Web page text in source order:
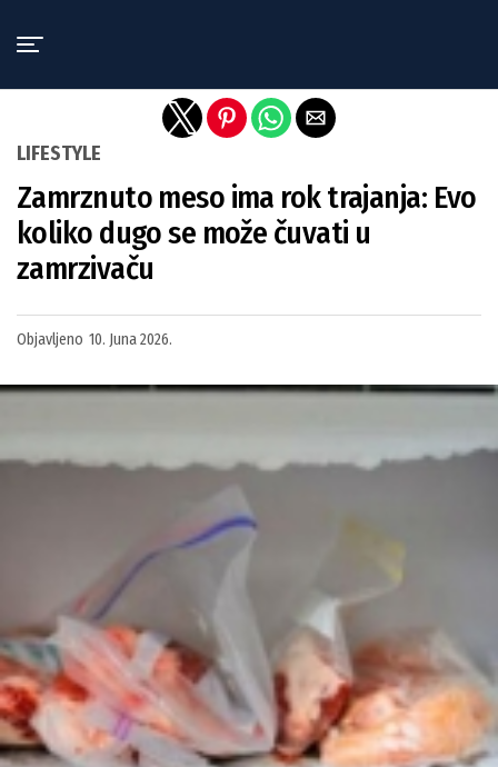
LIFESTYLE
Zamrznuto meso ima rok trajanja: Evo
koliko dugo se može čuvati u
zamrzivaču
Objavljeno 10. Juna 2026.